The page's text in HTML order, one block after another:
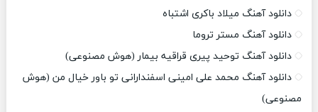
دانلود آهنگ میلاد باکری اشتباه
دانلود آهنگ مستر تروما
دانلود آهنگ توحید پیری قراقیه بیمار (هوش مصنوعی)
دانلود آهنگ محمد علی امینی اسفندارانی تو باور خیال من (هوش
مصنوعی)